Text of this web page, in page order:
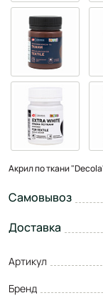
Акрил по ткани
Самовывоз
Доставка
Артикул
Бренд